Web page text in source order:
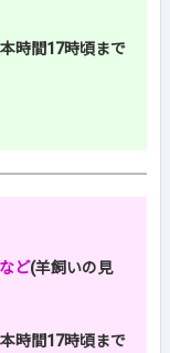
時間17時頃まで
ど(羊飼いの見
時間17時頃まで